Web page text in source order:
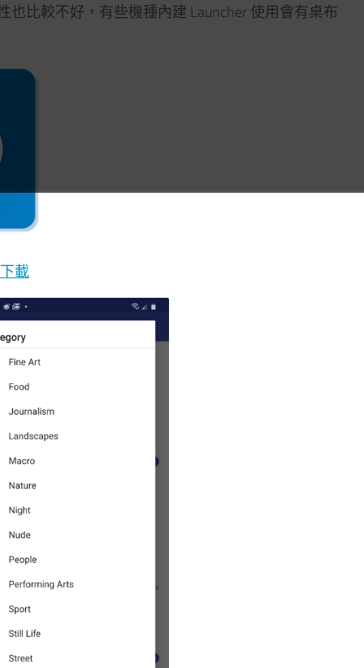
比較不好，有些機種內建 Launcher 使用會有桌布
載